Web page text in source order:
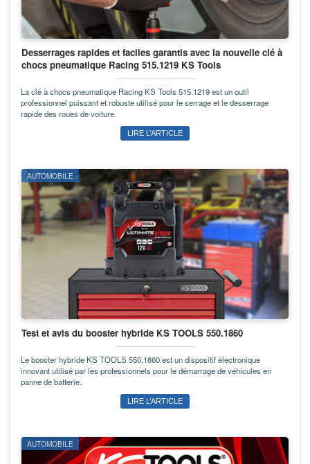
Desserrages rapides et faciles garantis avec la nouvelle clé à
chocs pneumatique Racing 515.1219 KS Tools
La clé à chocs pneumatique Racing KS Tools 515.1219 est un outil
professionnel puissant et robuste utilisé pour le serrage et le desserrage
rapide des roues de voiture.
LIRE L’ARTICLE
AUTOMOBILE
Test et avis du booster hybride KS TOOLS 550.1860
Le booster hybride KS TOOLS 550.1860 est un dispositif électronique
innovant utilisé par les professionnels pour le démarrage de véhicules en
panne de batterie.
LIRE L’ARTICLE
AUTOMOBILE